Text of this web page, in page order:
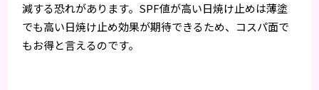
減する恐れがあります。SPF値が高い日焼け止めは薄塗
でも高い日焼け止め効果が期待できるため、コスパ面で
もお得と言えるのです。